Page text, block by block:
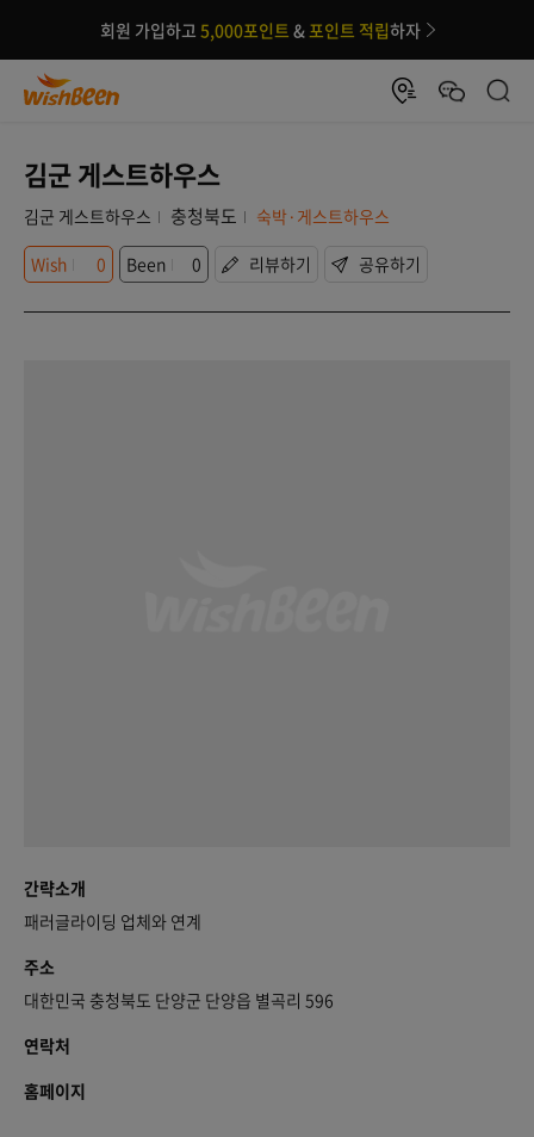
회원 가입하고 5,000포인트 &포인트 적립하자
김군 게스트하우스
김군 게스트하우스 충청북도
숙박·게스트하우스
Wish
0 Been 0 리뷰하기 공유하기
간략소개
패러글라이딩 업체와 연계
주소
대한민국 충청북도 단양군 단양읍 별곡리 596
연락처
홈페이지